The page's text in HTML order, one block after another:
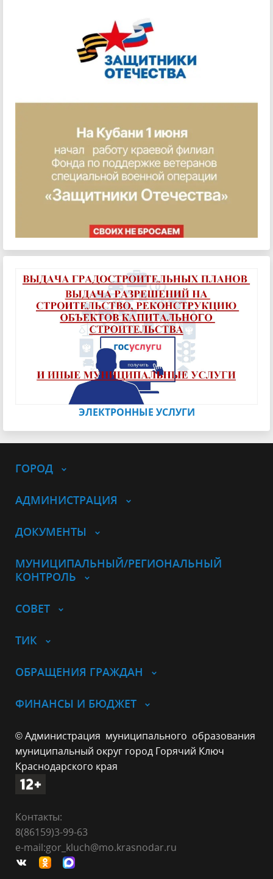
ЭЛЕКТРОННЫЕ УСЛУГИ
ГОРОД
АДМИНИСТРАЦИЯ
ДОКУМЕНТЫ
МУНИЦИПАЛЬНЫЙ/РЕГИОНАЛЬНЫЙ
КОНТРОЛЬ
СОВЕТ
ТИК
ОБРАЩЕНИЯ ГРАЖДАН
ФИНАНСЫ И БЮДЖЕТ
© Администрация муниципального образования
муниципальный округ город Горячий Ключ
Краснодарского края
Контакты:
8(86159)3-99-63
e-mail:gor_kluch@mo.krasnodar.ru